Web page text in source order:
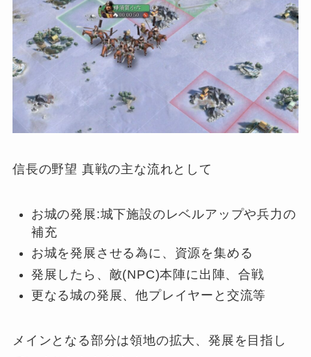
信長の野望 真戦の主な流れとして
お城の発展:城下施設のレベルアップや兵力の
補充
お城を発展させる為に、資源を集める
発展したら、敵(NPC)本陣に出陣、合戦
更なる城の発展、他プレイヤーと交流等
メインとなる部分は領地の拡大、発展を目指し